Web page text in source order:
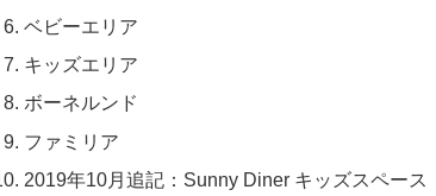
ベビーエリア
キッズエリア
ボーネルンド
ファミリア
2019年10月追記：Sunny Diner キッズスペース